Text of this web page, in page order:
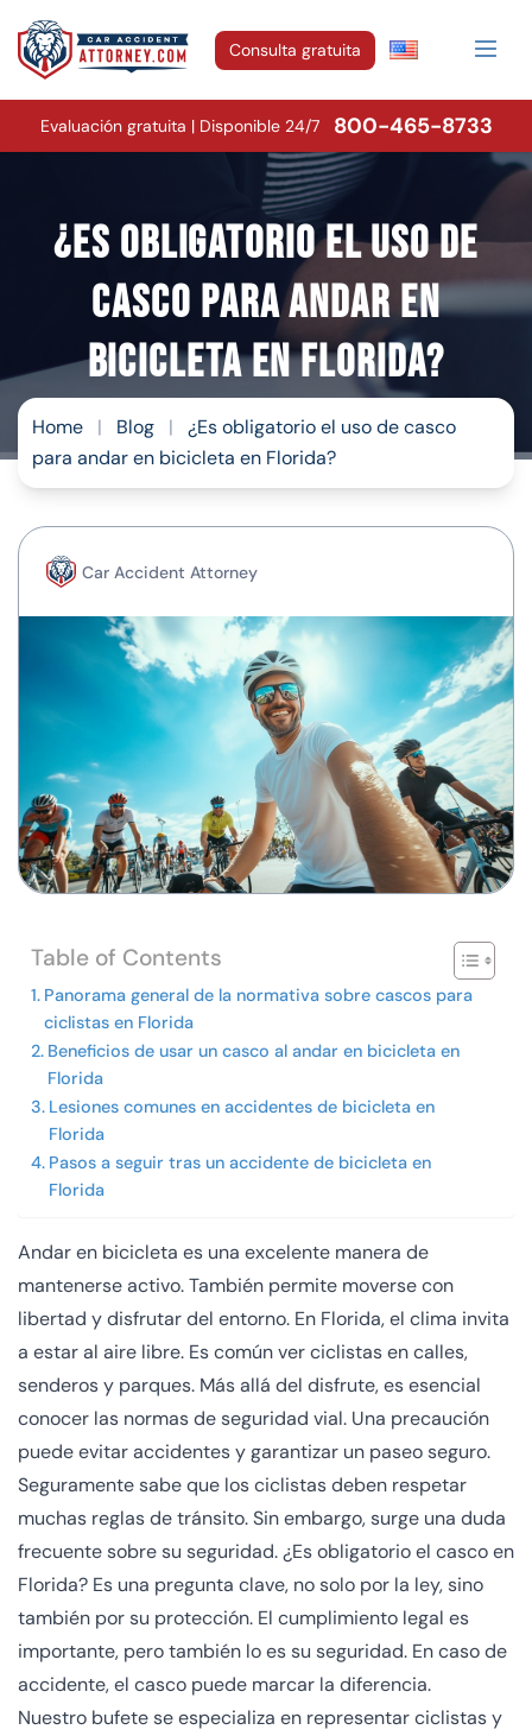
Consulta gratuita
Evaluación gratuita | Disponible 24/7 800-465-8733
¿Es obligatorio el uso de
casco para andar en
bicicleta en Florida?
Home | Blog |
¿Es obligatorio el uso de casco
para andar en bicicleta en Florida?
Car Accident Attorney
Table of Contents
Panorama general de la normativa sobre cascos para
ciclistas en Florida
Beneficios de usar un casco al andar en bicicleta en
Florida
Lesiones comunes en accidentes de bicicleta en
Florida
Pasos a seguir tras un accidente de bicicleta en
Florida
Andar en bicicleta es una excelente manera de
mantenerse activo. También permite moverse con
libertad y disfrutar del entorno. En Florida, el clima invita
a estar al aire libre. Es común ver ciclistas en calles,
senderos y parques. Más allá del disfrute, es esencial
conocer las normas de seguridad vial. Una precaución
puede evitar accidentes y garantizar un paseo seguro.
Seguramente sabe que los ciclistas deben respetar
muchas reglas de tránsito. Sin embargo, surge una duda
frecuente sobre su seguridad. ¿Es obligatorio el casco en
Florida? Es una pregunta clave, no solo por la ley, sino
también por su protección. El cumplimiento legal es
importante, pero también lo es su seguridad. En caso de
accidente, el casco puede marcar la diferencia.
Nuestro bufete seespecializa en representar ciclistasy